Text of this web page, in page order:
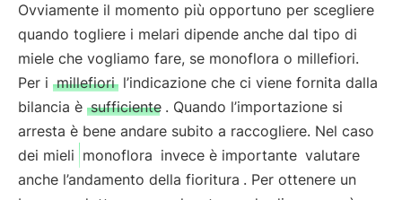
Ovviamente il momento più opportuno per scegliere
quando togliere i melari dipende anche dal tipo di
miele che vogliamo fare, se monoflora o millefiori.
Per i millefiori l’indicazione che ci viene fornita dalla
bilancia è sufficiente . Quando l’importazione si
arresta è bene andare subito a raccogliere. Nel caso
dei mieli monoflora invece è importante valutare
anche l’andamento della fioritura . Per ottenere un